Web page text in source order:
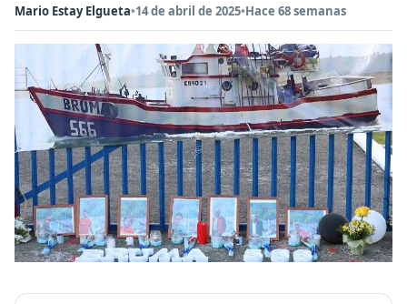
Mario Estay Elgueta•14 de abril de 2025•Hace 68 semanas